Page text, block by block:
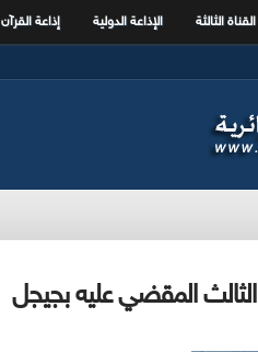
القناة الثالثة الإذاعة الدولية إذاعة القرآن
المقضي عليه بجيجل